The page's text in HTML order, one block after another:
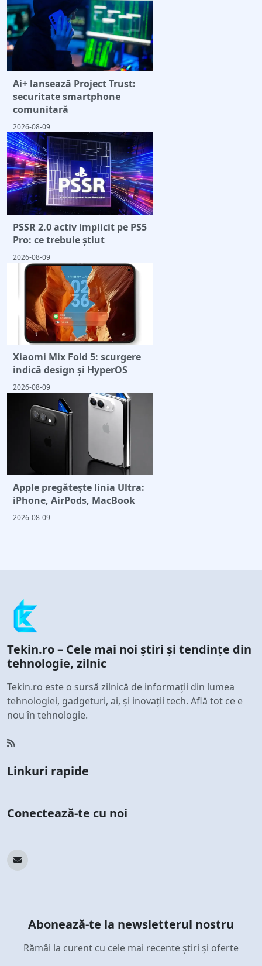
Ai+ lansează Project Trust:
securitate smartphone
comunitară
2026-08-09
PSSR 2.0 activ implicit pe PS5
Pro: ce trebuie știut
2026-08-09
Xiaomi Mix Fold 5: scurgere
indică design și HyperOS
2026-08-09
Apple pregătește linia Ultra:
iPhone, AirPods, MacBook
2026-08-09
Tekin.ro – Cele mai noi știri și tendințe din
tehnologie, zilnic
Tekin.ro este o sursă zilnică de informații din lumea
tehnologiei, gadgeturi, ai, și inovații tech. Află tot ce e
nou în tehnologie.
Linkuri rapide
Conectează-te cu noi
Abonează-te la newsletterul nostru
Rămâi la curent cu cele mai recente știri și oferte